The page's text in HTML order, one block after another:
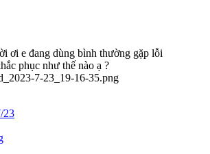
ơi e đang dùng bình thường gặp lỗi
phục như thế nào ạ ?
23